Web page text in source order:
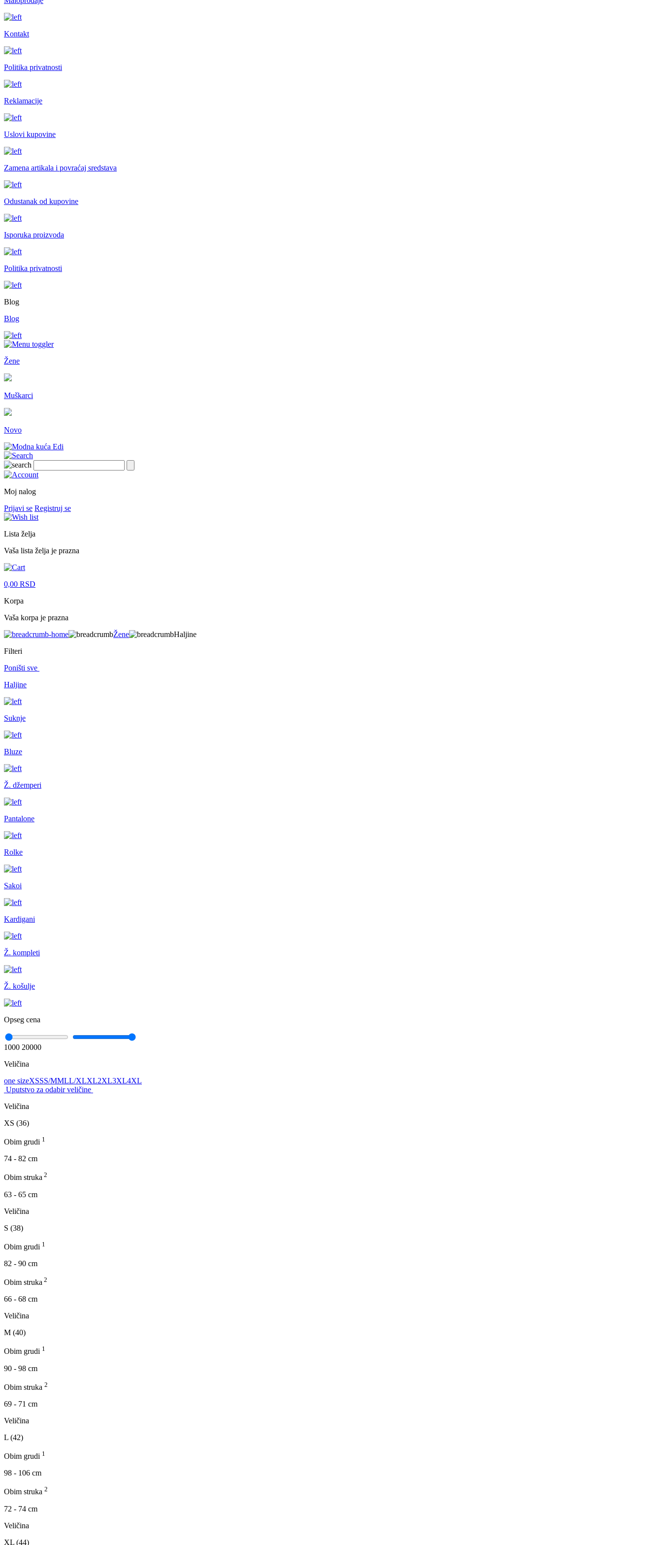
Kontakt
Politika privatnosti
Reklamacije
Uslovi kupovine
Zamena artikala i povraćaj sredstava
Odustanak od kupovine
Isporuka proizvoda
Politika privatnosti
Blog
Blog
Žene
Muškarci
Novo
Moj nalog
Prijavi se Registruj se
Lista želja
Vaša lista želja je prazna
0,00 RSD
Korpa
Vaša korpa je prazna
Žene
Haljine
Filteri
Poništi sve
Haljine
Suknje
Bluze
Ž. džemperi
Pantalone
Rolke
Sakoi
Kardigani
Ž. kompleti
Ž. košulje
Opseg cena
1000 20000
Veličina
one sizeXSSS/MMLL/XLXL2XL3XL4XL
Uputstvo za odabir veličine
Veličina
XS (36)
Obim grudi 1
74 - 82 cm
Obim struka 2
63 - 65 cm
Veličina
S (38)
Obim grudi 1
82 - 90 cm
Obim struka 2
66 - 68 cm
Veličina
M (40)
Obim grudi 1
90 - 98 cm
Obim struka 2
69 - 71 cm
Veličina
L (42)
Obim grudi 1
98 - 106 cm
Obim struka 2
72 - 74 cm
Veličina
XL (44)